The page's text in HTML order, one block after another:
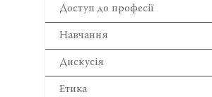
Доступ до професії
Навчання
Дискусія
Етика